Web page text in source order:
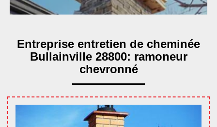
Entreprise entretien de cheminée
Bullainville 28800: ramoneur
chevronné